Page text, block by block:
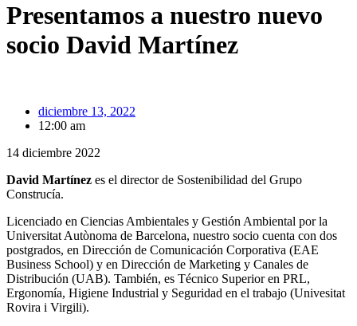
Presentamos a nuestro nuevo
socio David Martínez
diciembre 13, 2022
12:00 am
14 diciembre 2022
David Martínez es el director de Sostenibilidad del Grupo
Construcía.
Licenciado en Ciencias Ambientales y Gestión Ambiental por la
Universitat Autònoma de Barcelona, nuestro socio cuenta con dos
postgrados, en Dirección de Comunicación Corporativa (EAE
Business School) y en Dirección de Marketing y Canales de
Distribución (UAB). También, es Técnico Superior en PRL,
Ergonomía, Higiene Industrial y Seguridad en el trabajo (Univesitat
Rovira i Virgili).